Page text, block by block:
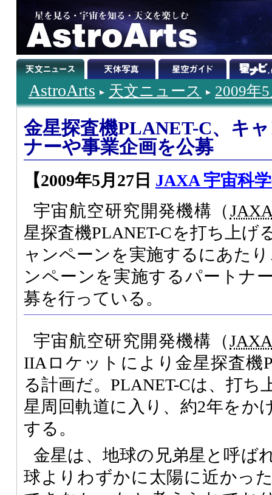
AstroArts 天文ニュース 2009年
金星探査機PLANET-C、キ
ナーや事業企画を公募
【2009年5月27日 JAXA 宇宙科
宇宙航空研究開発機構（
星探査機PLANET-Cを打ち上げ
ャンペーンを実施するにあた
ンペーンを実施するパートナ
募を行っている。
宇宙航空研究開発機構（
IIAロケットにより金星探査機
る計画だ。PLANET-Cは、打ち
星周回軌道に入り、約2年をか
する。
金星は、地球の兄弟星と呼ば
球よりわずかに太陽に近かっ